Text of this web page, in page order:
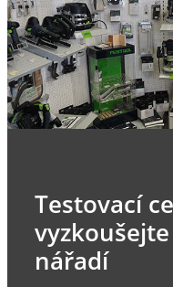
Testovací
nářadí